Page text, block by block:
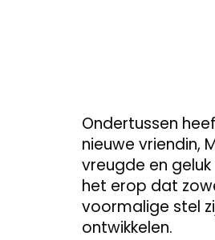
Ondertussen
nieuwe vriendin,
vreugde en
het erop dat
voormalige stel
ontwikkelen.